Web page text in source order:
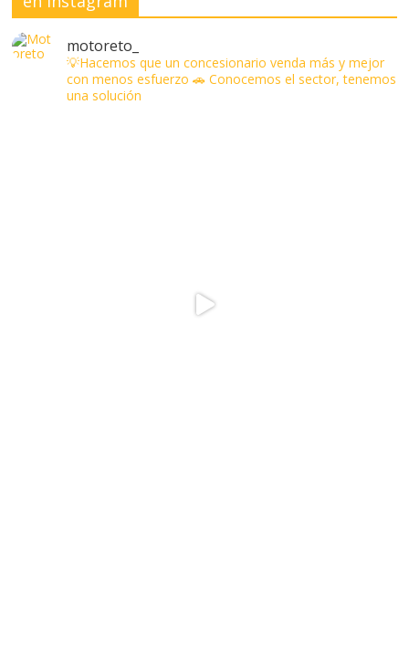
motoreto_
💡Hacemos que un concesionario venda más y mejor
con menos esfuerzo 🚗 Conocemos el sector, tenemos
una solución